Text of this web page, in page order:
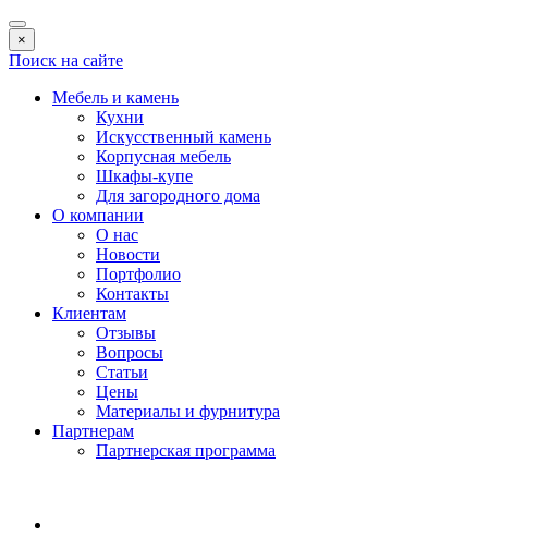
×
Поиск на сайте
Мебель и камень
Кухни
Искусственный камень
Корпусная мебель
Шкафы-купе
Для загородного дома
О компании
О нас
Новости
Портфолио
Контакты
Клиентам
Отзывы
Вопросы
Статьи
Цены
Материалы и фурнитура
Партнерам
Партнерская программа